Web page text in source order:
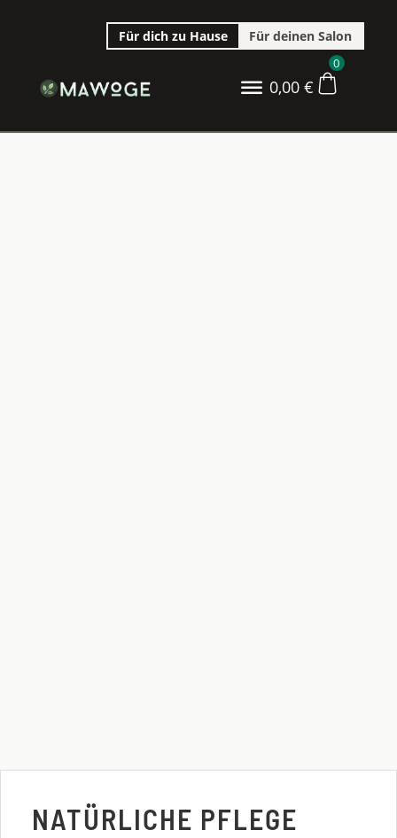
Für dich zu Hause Für deinen Salon
0,00 €
0
NATÜRLICHE PFLEGE